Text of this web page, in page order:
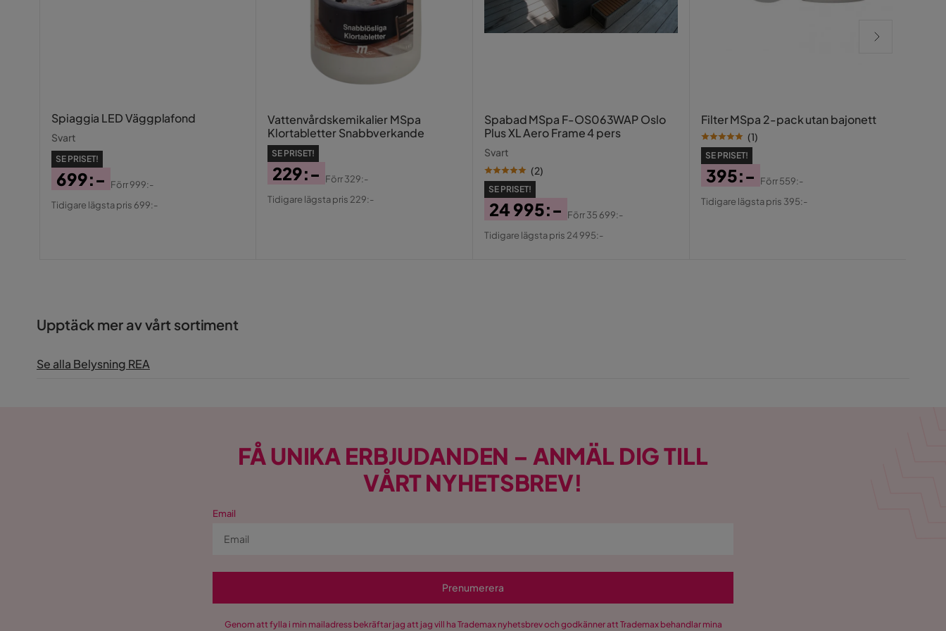
Spiaggia LED Väggplafond
Svart
SE PRISET!
Pris
699:-
Original
Förr999:-
Tidigare lägsta pris 699:-
Vattenvårdskemikalier MSpa
Klortabletter Snabbverkande
SE PRISET!
Pris
229:-
Original
Förr329:-
Tidigare lägsta pris 229:-
Spabad MSpa F-OS063WAP Oslo
Plus XL Aero Frame 4 pers
Svart
(2)
SE PRISET!
Pris
24 995:-
Original
Förr35 699:-
Tidigare lägsta pris 24 995:-
Filter MSpa 2-pack utan bajonett
(1)
SE PRISET!
Pris
395:-
Original
Förr559:-
Tidigare lägsta pris 395:-
Upptäck mer av vårt sortiment
Se alla Belysning REA
FÅ UNIKA ERBJUDANDEN – ANMÄL DIG TILL
VÅRT NYHETSBREV!
Email
Prenumerera
Genom att fylla i min mailadress bekräftar jag att jag vill ha Trademax nyhetsbrev och godkänner att Trademax behandlar mina